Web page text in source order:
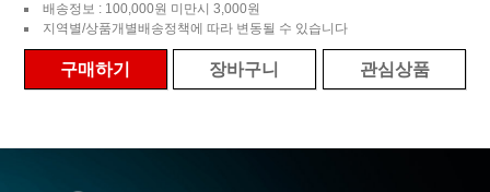
배송정보 : 100,000원 미만시 3,000원
지역별/상품개별배송정책에 따라 변동될 수 있습니다
구매하기 장바구니 관심상품